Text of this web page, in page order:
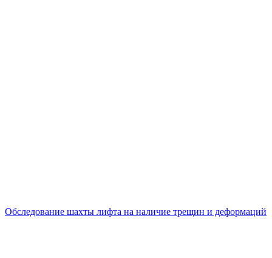
Обследование шахты лифта на наличие трещин и деформаций